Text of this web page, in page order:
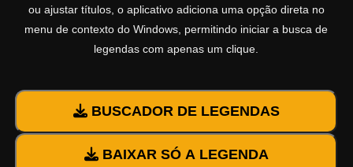
ou ajustar títulos, o aplicativo adiciona uma opção direta no
menu de contexto do Windows, permitindo iniciar a busca de
legendas com apenas um clique.
BUSCADOR DE LEGENDAS
BAIXAR SÓ A LEGENDA